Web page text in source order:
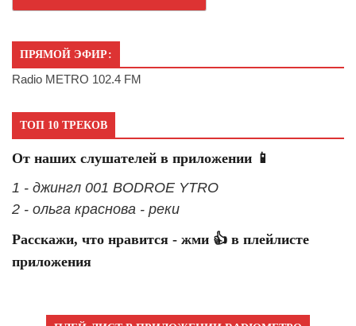
ПРЯМОЙ ЭФИР:
Radio METRO 102.4 FM
ТОП 10 ТРЕКОВ
От наших слушателей в приложении 📱
1 - джингл 001 BODROE YTRO
2 - ольга краснова - реки
Расскажи, что нравится - жми 👍 в плейлисте
приложения